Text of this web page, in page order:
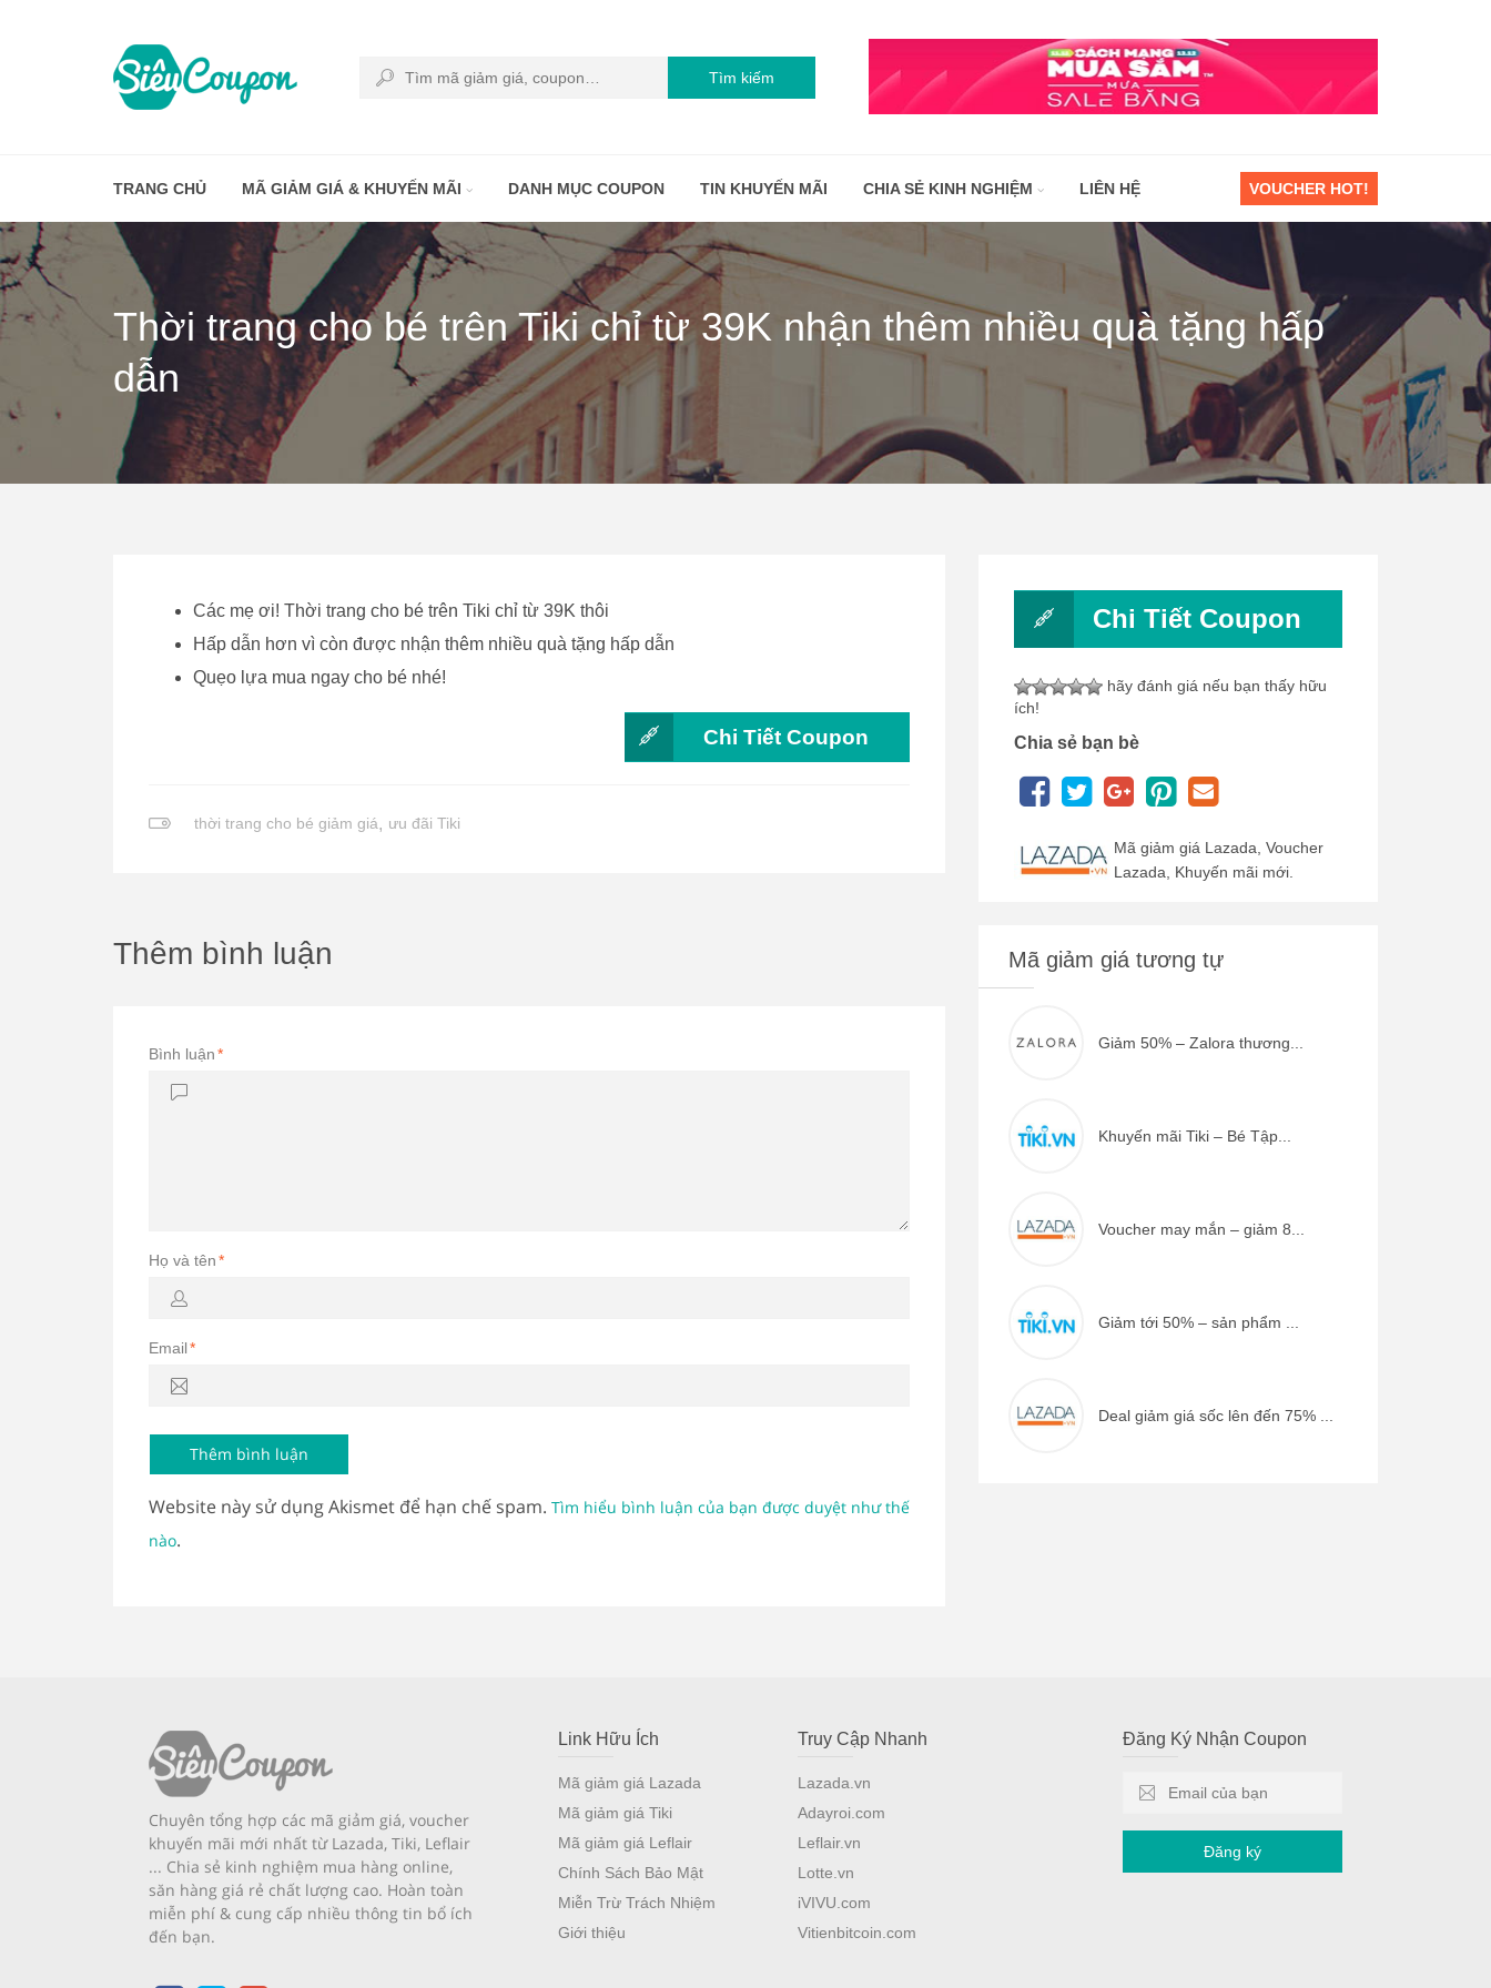
Tìm kiếm
TRANG CHỦ MÃ GIẢM GIÁ & KHUYẾN MÃI DANH MỤC COUPON TIN KHUYẾN MÃI CHIA SẺ KINH NGHIỆM LIÊN HỆ VOUCHER HOT!
Thời trang cho bé trên Tiki chỉ từ 39K nhận thêm nhiều quà tặng hấp
dẫn
Các mẹ ơi! Thời trang cho bé trên Tiki chỉ từ 39K thôi
Hấp dẫn hơn vì còn được nhận thêm nhiều quà tặng hấp dẫn
Quẹo lựa mua ngay cho bé nhé!
Chi Tiết Coupon
thời trang cho bé giảm giá, ưu đãi Tiki
Thêm bình luận
Bình luận*
Họ và tên*
Email*
Website này sử dụng Akismet để hạn chế spam. Tìm hiểu bình luận của bạn được duyệt như thế
nào.
Chi Tiết Coupon
hãy đánh giá nếu bạn thấy hữu
ích!
Chia sẻ bạn bè
Mã giảm giá Lazada, Voucher
Lazada, Khuyến mãi mới.
Mã giảm giá tương tự
Giảm 50% – Zalora thương...
Khuyến mãi Tiki – Bé Tập...
Voucher may mắn – giảm 8...
Giảm tới 50% – sản phẩm ...
Deal giảm giá sốc lên đến 75% ...
Chuyên tổng hợp các mã giảm giá, voucher
khuyến mãi mới nhất từ Lazada, Tiki, Leflair
... Chia sẻ kinh nghiệm mua hàng online,
săn hàng giá rẻ chất lượng cao. Hoàn toàn
miễn phí & cung cấp nhiều thông tin bổ ích
đến bạn.
Link Hữu Ích
Mã giảm giá Lazada
Mã giảm giá Tiki
Mã giảm giá Leflair
Chính Sách Bảo Mật
Miễn Trừ Trách Nhiệm
Giới thiệu
Truy Cập Nhanh
Lazada.vn
Adayroi.com
Leflair.vn
Lotte.vn
iVIVU.com
Vitienbitcoin.com
Đăng Ký Nhận Coupon
Đăng ký